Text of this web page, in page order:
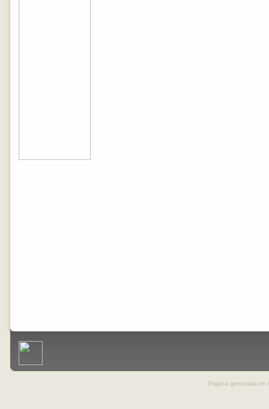
Pagina generada en